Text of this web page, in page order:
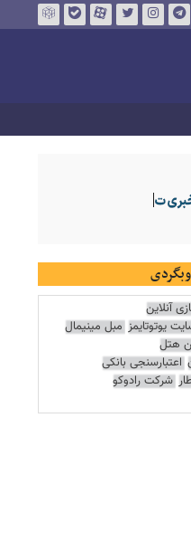
وبگردی
آنلاین
یوتوتایمز مبل مینیمال
هتل
اعتبارسنجی بانکی
شرکت رادوکو